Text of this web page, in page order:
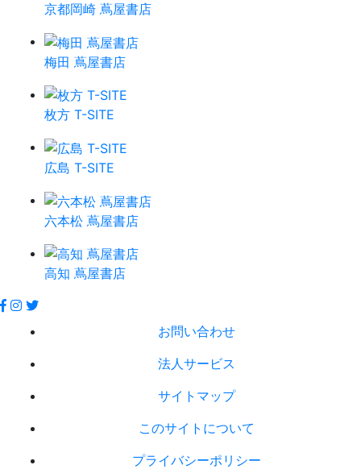
京都岡崎 蔦屋書店
梅田 蔦屋書店
枚方 T-SITE
広島 T-SITE
六本松 蔦屋書店
高知 蔦屋書店
お問い合わせ
法人サービス
サイトマップ
このサイトについて
プライバシーポリシー